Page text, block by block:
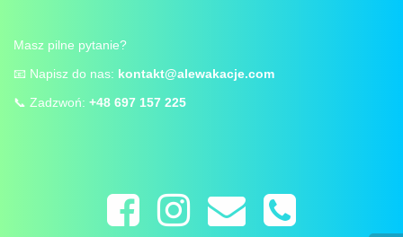
Masz pilne pytanie?
📧 Napisz do nas: kontakt@alewakacje.com
📞 Zadzwoń: +48 697 157 225